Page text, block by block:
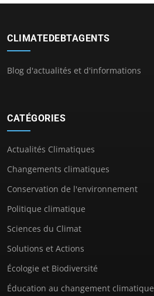
CLIMATEDEBTAGENTS
Blog d'actualités et d'informations
CATÉGORIES
Actualités Climatiques
Changements climatiques
Conservation de l'environnement
Politique climatique
Sciences du Climat
Solutions et Actions
Écologie et Biodiversité
Éducation au changement climatique